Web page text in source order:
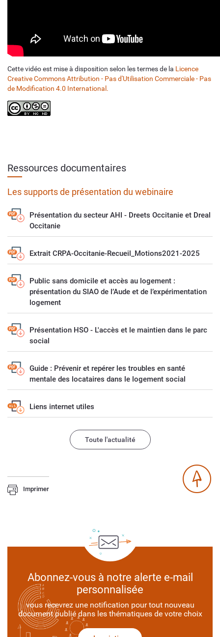
Cette vidéo est mise à disposition selon les termes de la Licence
Creative Commons Attribution - Pas d'Utilisation Commerciale - Pas
de Modification 4.0 International.
Ressources documentaires
Les supports de présentation du webinaire
Présentation du secteur AHI - Dreets Occitanie et Dreal
Occitanie
Extrait CRPA-Occitanie-Recueil_Motions2021-2025
Public sans domicile et accès au logement :
présentation du SIAO de l’Aude et de l’expérimentation
logement
Présentation HSO - L'accès et le maintien dans le parc
social
Guide : Prévenir et repérer les troubles en santé
mentale des locataires dans le logement social
Liens internet utiles
Toute l'actualité
Imprimer
Abonnez-vous à notre alerte e-mail
personnalisée
vous recevrez une notification pour tout nouveau
document publié dans les thématiques de votre choix